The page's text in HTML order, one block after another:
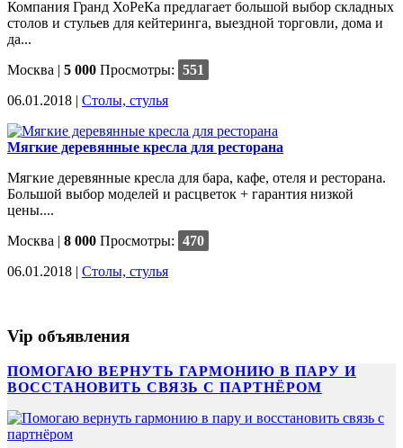
Компания Гранд ХоРеКа предлагает большой выбор складных
столов и стульев для кейтеринга, выездной торговли, дома и
да...
Москва | 5 000 Просмотры: 551
06.01.2018 | Столы, стулья
Мягкие деревянные кресла для ресторана
Мягкие деревянные кресла для бара, кафе, отеля и ресторана.
Большой выбор моделей и расцветок + гарантия низкой
цены....
Москва | 8 000 Просмотры: 470
06.01.2018 | Столы, стулья
Vip объявления
ПОМОГАЮ ВЕРНУТЬ ГАРМОНИЮ В ПАРУ И
ВОССТАНОВИТЬ СВЯЗЬ С ПАРТНЁРОМ